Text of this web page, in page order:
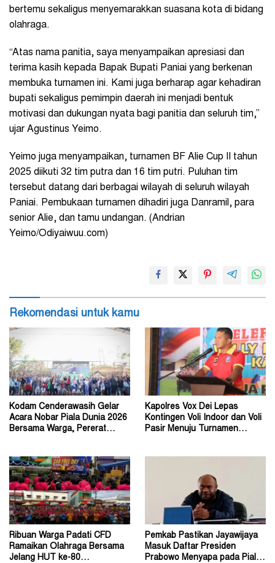
bertemu sekaligus menyemarakkan suasana kota di bidang
olahraga.
“Atas nama panitia, saya menyampaikan apresiasi dan
terima kasih kepada Bapak Bupati Paniai yang berkenan
membuka turnamen ini. Kami juga berharap agar kehadiran
bupati sekaligus pemimpin daerah ini menjadi bentuk
motivasi dan dukungan nyata bagi panitia dan seluruh tim,”
ujar Agustinus Yeimo.
Yeimo juga menyampaikan, turnamen BF Alie Cup II tahun
2025 diikuti 32 tim putra dan 16 tim putri. Puluhan tim
tersebut datang dari berbagai wilayah di seluruh wilayah
Paniai. Pembukaan turnamen dihadiri juga Danramil, para
senior Alie, dan tamu undangan. (Andrian
Yeimo/Odiyaiwuu.com)
Rekomendasi untuk kamu
Kodam Cenderawasih Gelar
Acara Nobar Piala Dunia 2026
Bersama Warga, Pererat
Kapolres Vox Dei Lepas
Kontingen Voli Indoor dan Voli
Pasir Menuju Turnamen
Ribuan Warga Padati CFD
Ramaikan Olahraga Bersama
Jelang HUT ke-80
Pemkab Pastikan Jayawijaya
Masuk Daftar Presiden
Prabowo Menyapa pada Piala